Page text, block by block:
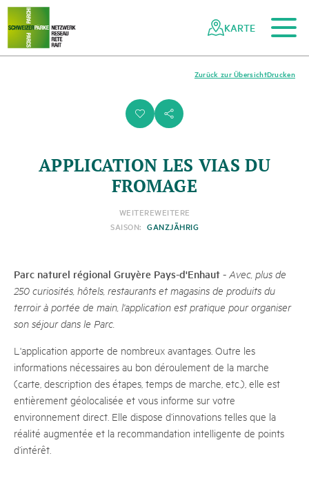
Navigieren
Netzwerk
Schweizer
Schnellnavigation
Zum Hauptinhalt
Zur mobilen Navigation
Zur Suche
Zum Fussbereich
Zur Sitemap
KARTE
i s
Drucken
Zurück zur Übersicht
APPLICATION LES VIAS DU
FROMAGE
WEITEREWEITERE
SAISON: GANZJÄHRIG
Parc naturel régional Gruyère Pays-d'Enhaut - Avec, plus de
250 curiosités, hôtels, restaurants et magasins de produits du
terroir à portée de main, l'application est pratique pour organiser
son séjour dans le Parc.
L'application apporte de nombreux avantages. Outre les
informations nécessaires au bon déroulement de la marche
(carte, description des étapes, temps de marche, etc.), elle est
entièrement géolocalisée et vous informe sur votre
environnement direct. Elle dispose d’innovations telles que la
réalité augmentée et la recommandation intelligente de points
d’intérêt.